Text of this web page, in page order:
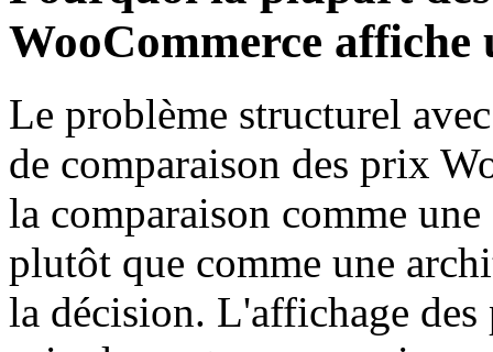
WooCommerce affiche
Le problème structurel
de comparaison des prix
la comparaison comme
plutôt que comme une
la décision. L'affichage